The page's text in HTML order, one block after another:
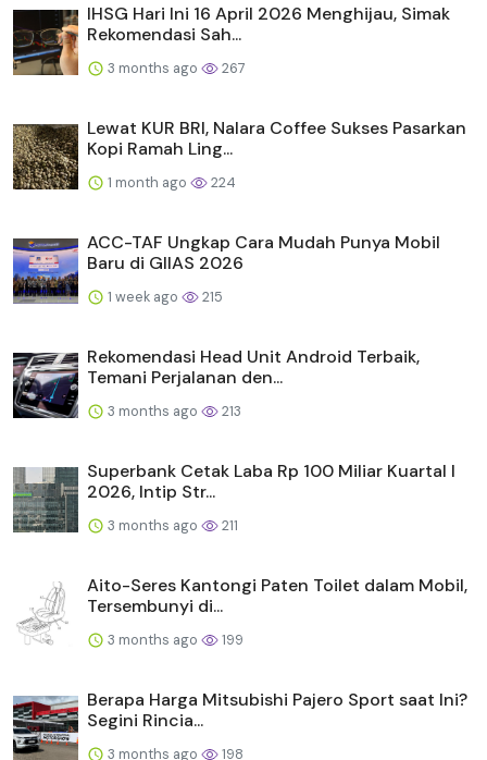
IHSG Hari Ini 16 April 2026 Menghijau, Simak
Rekomendasi Sah...
3 months ago 267
Lewat KUR BRI, Nalara Coffee Sukses Pasarkan
Kopi Ramah Ling...
1 month ago 224
ACC-TAF Ungkap Cara Mudah Punya Mobil
Baru di GIIAS 2026
1 week ago 215
Rekomendasi Head Unit Android Terbaik,
Temani Perjalanan den...
3 months ago 213
Superbank Cetak Laba Rp 100 Miliar Kuartal I
2026, Intip Str...
3 months ago 211
Aito-Seres Kantongi Paten Toilet dalam Mobil,
Tersembunyi di...
3 months ago 199
Berapa Harga Mitsubishi Pajero Sport saat Ini?
Segini Rincia...
3 months ago 198